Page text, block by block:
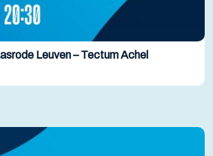
Leuven – Tectum Achel